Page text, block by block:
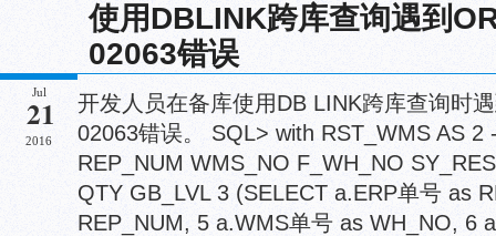
使用DBLINK跨库查询遇到
02063错误
Jul
21
2016
开发人员在备库使用DB LINK跨库查询时
02063错误。 SQL> with RST_WMS AS 2
REP_NUM WMS_NO F_WH_NO
QTY GB_LVL 3 (SELECT a.ERP单号 as
REP_NUM, 5 a.WMS单号 as WH_NO, 6